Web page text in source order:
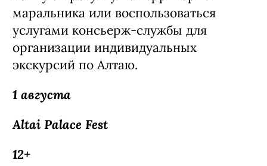
маральника или воспользоваться
услугами консьерж-службы для
организации индивидуальных
экскурсий по Алтаю.
1 августа
Altai Palace Fest
12+